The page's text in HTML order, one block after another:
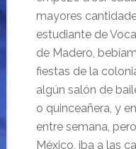
mayores
estudiante de
de Madero,
fiestas de la
algún salón de
o quinceañera, y
entre semana,
México, iba a las